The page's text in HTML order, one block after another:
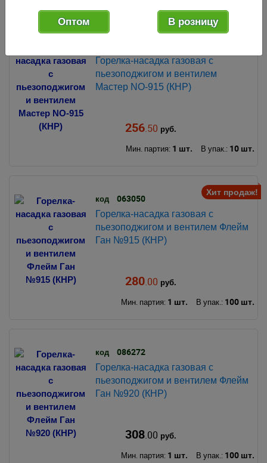
Горелка-насадка газовая с
пьезоподжигом и вентилем
Мастер NO-915 (КНР)
256.50 руб.
Мин. партия: 1 шт. В упак.: 10 шт.
Хит продаж!
код 063050
Горелка-насадка газовая с
пьезоподжигом и вентилем Флейм
Ган №915 (КНР)
280.00 руб.
Мин. партия: 1 шт. В упак.: 100 шт.
код 086272
Горелка-насадка газовая с
пьезоподжигом и вентилем Флейм
Ган №920 (КНР)
308.00 руб.
Мин. партия: 1 шт. В упак.: 100 шт.
Оптом В розницу